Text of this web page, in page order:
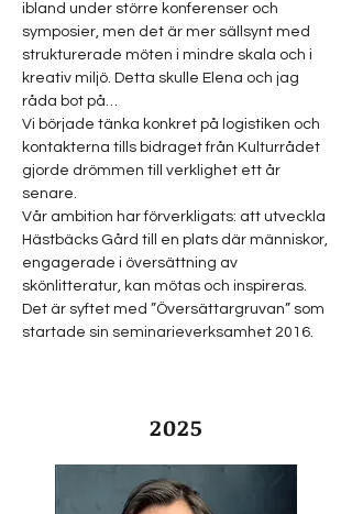
ibland under större konferenser och
symposier, men det är mer sällsynt med
strukturerade möten i mindre skala och i
kreativ miljö. Detta skulle Elena och jag
råda bot på…
Vi började tänka konkret på logistiken och
kontakterna tills bidraget från Kulturrådet
gjorde drömmen till verklighet ett år
senare.
Vår ambition har förverkligats: att utveckla
Hästbäcks Gård till en plats där människor,
engagerade i översättning av
skönlitteratur, kan mötas och inspireras.
Det är syftet med ”Översättargruvan” som
startade sin seminarieverksamhet 2016.
2025